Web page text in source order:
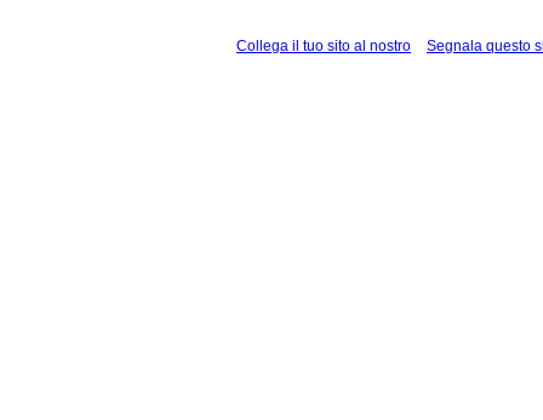
Collega il tuo sito al nostro Segnala questo